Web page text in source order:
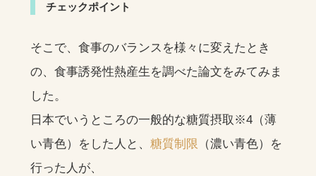
チェックポイント
そこで、食事のバランスを様々に変えたとき
の、食事誘発性熱産生を調べた論文をみてみま
した。
日本でいうところの一般的な糖質摂取※4（薄
い青色）をした人と、 糖質制限
（濃い青色）を
行った人が、